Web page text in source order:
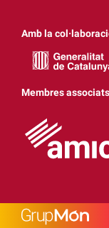
Amb la
Membres